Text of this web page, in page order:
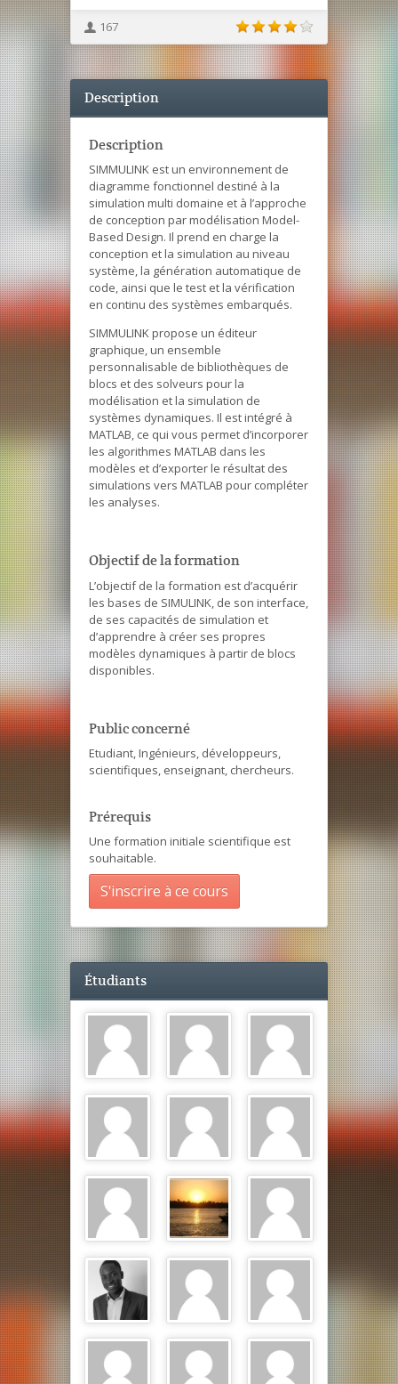
167
Description
Description
SIMMULINK est un environnement de
diagramme fonctionnel destiné à la
simulation multi domaine et à l’approche
de conception par modélisation Model-
Based Design. Il prend en charge la
conception et la simulation au niveau
système, la génération automatique de
code, ainsi que le test et la vérification
en continu des systèmes embarqués.
SIMMULINK propose un éditeur
graphique, un ensemble
personnalisable de bibliothèques de
blocs et des solveurs pour la
modélisation et la simulation de
systèmes dynamiques. Il est intégré à
MATLAB, ce qui vous permet d’incorporer
les algorithmes MATLAB dans les
modèles et d’exporter le résultat des
simulations vers MATLAB pour compléter
les analyses.
Objectif de la formation
L’objectif de la formation est d’acquérir
les bases de SIMULINK, de son interface,
de ses capacités de simulation et
d’apprendre à créer ses propres
modèles dynamiques à partir de blocs
disponibles.
Public concerné
Etudiant, Ingénieurs, développeurs,
scientifiques, enseignant, chercheurs.
Prérequis
Une formation initiale scientifique est
souhaitable.
S'inscrire à ce cours
Étudiants